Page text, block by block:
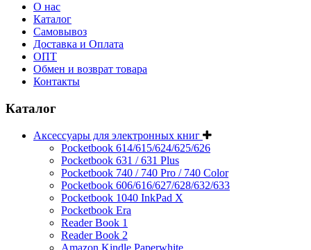
О нас
Каталог
Самовывоз
Доставка и Оплата
ОПТ
Обмен и возврат товара
Контакты
Каталог
Аксессуары для электронных книг
Pocketbook 614/615/624/625/626
Pocketbook 631 / 631 Plus
Pocketbook 740 / 740 Pro / 740 Color
Pocketbook 606/616/627/628/632/633
Pocketbook 1040 InkPad X
Pocketbook Era
Reader Book 1
Reader Book 2
Amazon Kindle Paperwhite